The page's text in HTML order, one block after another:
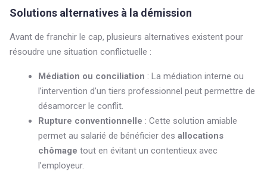
Solutions alternatives à la démission
Avant de franchir le cap, plusieurs alternatives existent pour
résoudre une situation conflictuelle :
Médiation ou conciliation : La médiation interne ou
l’intervention d’un tiers professionnel peut permettre de
désamorcer le conflit.
Rupture conventionnelle : Cette solution amiable
permet au salarié de bénéficier des allocations
chômage tout en évitant un contentieux avec
l’employeur.